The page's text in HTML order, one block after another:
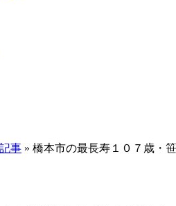
事 » 橋本市の最長寿１０７歳・